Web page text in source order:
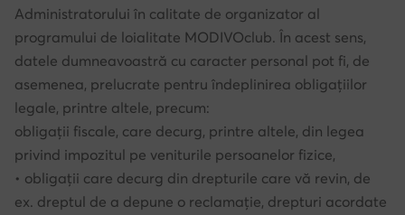
Administratorului în calitate de organizator al
programului de loialitate MODIVOclub. În acest sens,
datele dumneavoastră cu caracter personal pot fi, de
asemenea, prelucrate pentru îndeplinirea obligațiilor
legale, printre altele, precum:
obligații fiscale, care decurg, printre altele, din legea
privind impozitul pe veniturile persoanelor fizice,
• obligații care decurg din drepturile care vă revin, de
ex. dreptul de a depune o reclamație, drepturi acordate